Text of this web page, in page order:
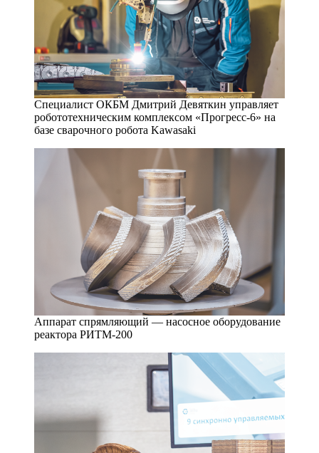
Специалист ОКБМ Дмитрий Девяткин управляет
робототехническим комплексом «Прогресс‑6» на
базе сварочного робота Kawasaki
Аппарат спрямляющий — насосное оборудование
реактора РИТМ‑200